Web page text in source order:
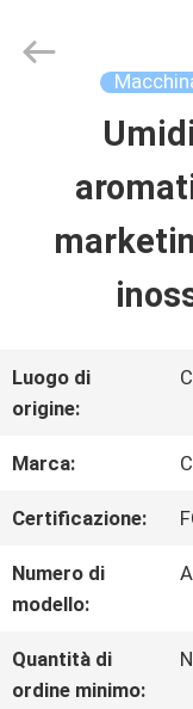
PRODOTTI
MOSTRA
VR
NOI
GIRO
Meter
Luogo di
origine:
Marca:
Certificazione:
Numero di
modello:
Quantità di
ordine minimo: